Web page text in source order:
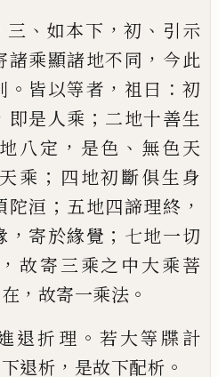
三 、 如本下 ，初 、 引示
諸乘顯諸地不同 ， 今此
。 皆以等者 ， 祖曰 ： 初
即是人乘 ； 二地十善生
八定 ， 是色 、 無色天
乘 ； 四地初斷俱生身
陀洹 ； 五地四諦理終 ，
， 寄於緣覺 ； 七地一切
，故寄三乘之中大乘菩
， 故寄一乘法 。
退折 理 。 若大等牒計
退析 ， 是故下配析 。